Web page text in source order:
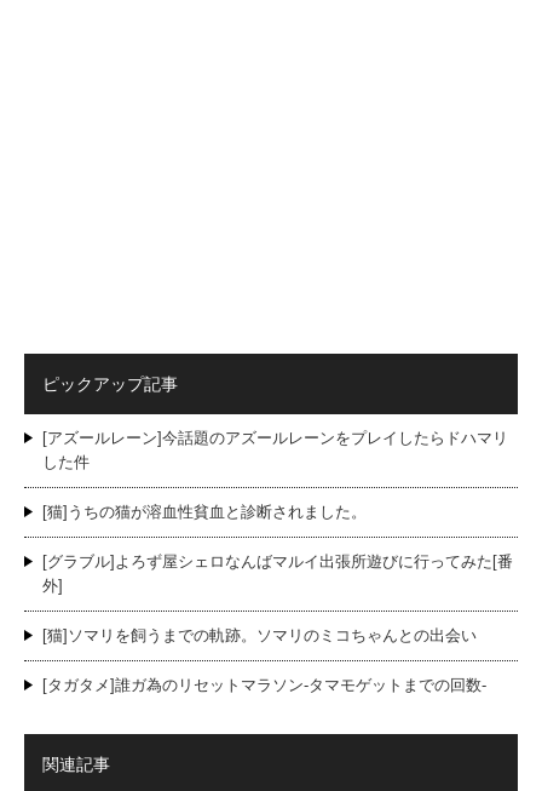
ピックアップ記事
[アズールレーン]今話題のアズールレーンをプレイしたらドハマリ
した件
[猫]うちの猫が溶血性貧血と診断されました。
[グラブル]よろず屋シェロなんばマルイ出張所遊びに行ってみた[番
外]
[猫]ソマリを飼うまでの軌跡。ソマリのミコちゃんとの出会い
[タガタメ]誰ガ為のリセットマラソン-タマモゲットまでの回数-
関連記事